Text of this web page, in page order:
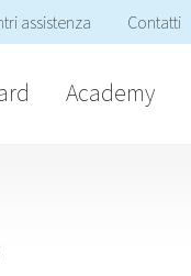
assistenza Contatti
Academy